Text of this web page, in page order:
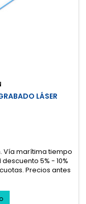
LÁSER
Vía marítima tiempo
5% - 10%
Precios antes